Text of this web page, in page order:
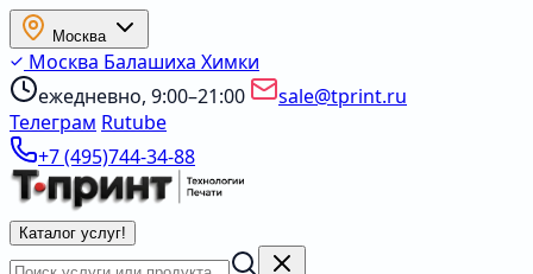
Москва
Москва Балашиха Химки
ежедневно, 9:00–21:00
sale@tprint.ru
Телеграм Rutube
+7 (495)744-34-88
Каталог услуг!